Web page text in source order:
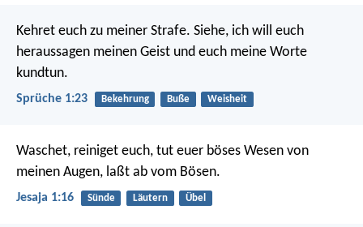
Kehret euch zu meiner Strafe. Siehe, ich will euch
heraussagen meinen Geist und euch meine Worte
kundtun.
Sprüche 1:23 Bekehrung Buße Weisheit
Waschet, reiniget euch, tut euer böses Wesen von
meinen Augen, laßt ab vom Bösen.
Jesaja 1:16 Sünde Läutern Übel